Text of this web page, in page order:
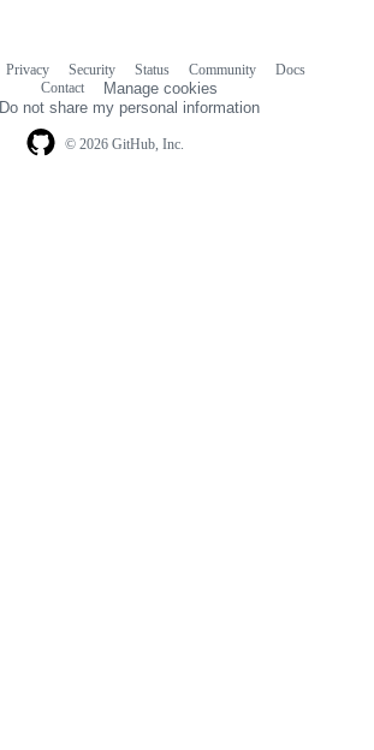
© 2026 GitHub, Inc.
Privacy Security Status Community
Docs
Contact
Manage cookies
Do not share my personal information